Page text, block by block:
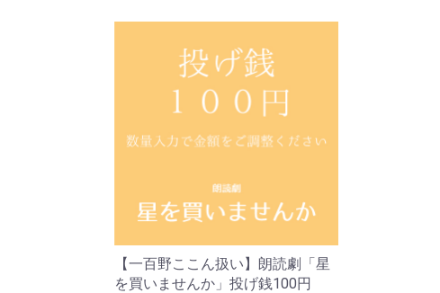
【一百野ここん扱い】朗読劇「星
を買いませんか」投げ銭100円